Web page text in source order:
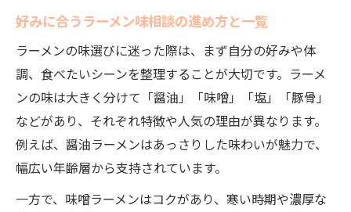
好みに合うラーメン味相談の進め方と一覧
ラーメンの味選びに迷った際は、まず自分の好みや体
調、食べたいシーンを整理することが大切です。ラーメ
ンの味は大きく分けて「醤油」「味噌」「塩」「豚骨」
などがあり、それぞれ特徴や人気の理由が異なります。
例えば、醤油ラーメンはあっさりした味わいが魅力で、
幅広い年齢層から支持されています。
一方で、味噌ラーメンはコクがあり、寒い時期や濃厚な